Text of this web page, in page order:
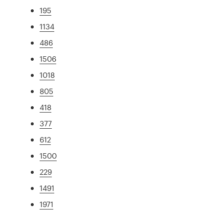
195
1134
486
1506
1018
805
418
377
612
1500
229
1491
1971